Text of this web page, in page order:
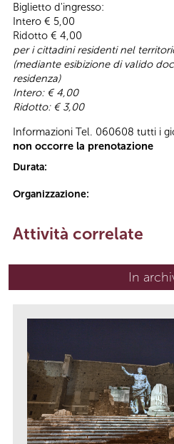
Biglietto d'ingresso:
Intero € 5,00
Ridotto € 4,00
per i cittadini residenti nel
(mediante esibizione di valido
residenza)
Intero: € 4,00
Ridotto: € 3,00
Informazioni Tel. 060608 tutti i
non occorre la prenotazione
Durata:
Organizzazione:
Attività correlate
In